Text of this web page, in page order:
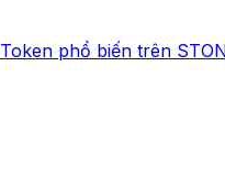
Token phổ biến trên